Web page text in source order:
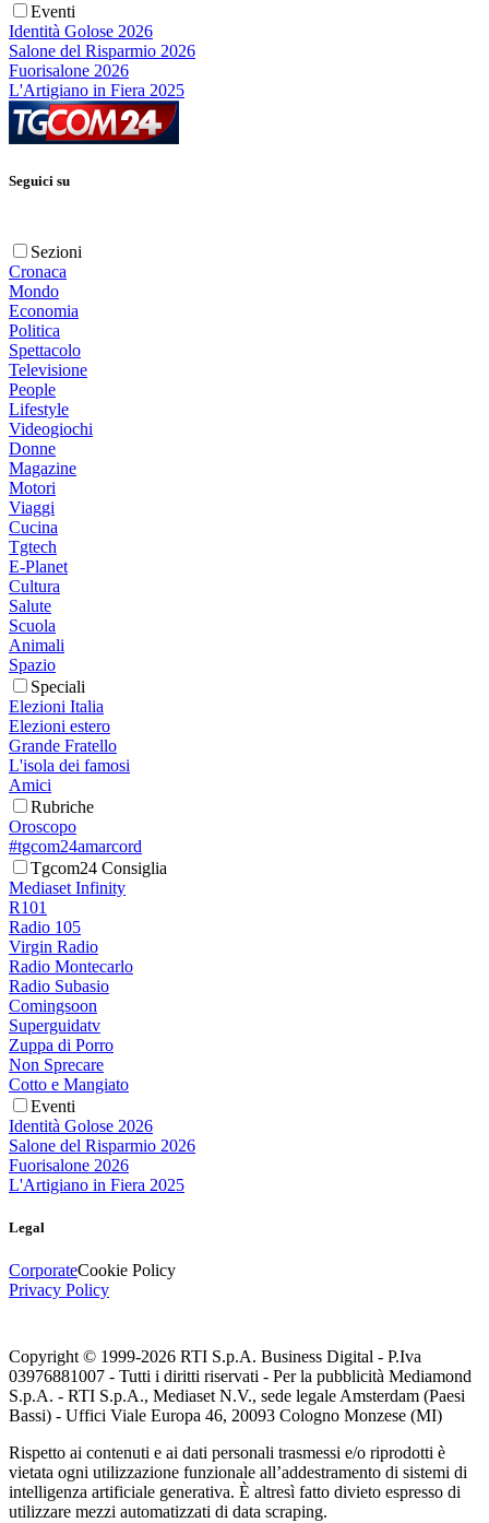
Eventi
Identità Golose 2026
Salone del Risparmio 2026
Fuorisalone 2026
L'Artigiano in Fiera 2025
Seguici su
Sezioni
Cronaca
Mondo
Economia
Politica
Spettacolo
Televisione
People
Lifestyle
Videogiochi
Donne
Magazine
Motori
Viaggi
Cucina
Tgtech
E-Planet
Cultura
Salute
Scuola
Animali
Spazio
Speciali
Elezioni Italia
Elezioni estero
Grande Fratello
L'isola dei famosi
Amici
Rubriche
Oroscopo
#tgcom24amarcord
Tgcom24 Consiglia
Mediaset Infinity
R101
Radio 105
Virgin Radio
Radio Montecarlo
Radio Subasio
Comingsoon
Superguidatv
Zuppa di Porro
Non Sprecare
Cotto e Mangiato
Eventi
Identità Golose 2026
Salone del Risparmio 2026
Fuorisalone 2026
L'Artigiano in Fiera 2025
Legal
CorporateCookie Policy
Privacy Policy
Copyright © 1999-2026 RTI S.p.A. Business Digital - P.Iva
03976881007 - Tutti i diritti riservati - Per la pubblicità Mediamond
S.p.A. - RTI S.p.A., Mediaset N.V., sede legale Amsterdam (Paesi
Bassi) - Uffici Viale Europa 46, 20093 Cologno Monzese (MI)
Rispetto ai contenuti e ai dati personali trasmessi e/o riprodotti è
vietata ogni utilizzazione funzionale all’addestramento di sistemi di
intelligenza artificiale generativa. È altresì fatto divieto espresso di
utilizzare mezzi automatizzati di data scraping.